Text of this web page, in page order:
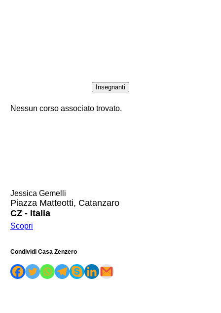
Insegnanti
Nessun corso associato trovato.
Jessica Gemelli
Piazza Matteotti, Catanzaro
CZ - Italia
Scopri
Condividi Casa Zenzero